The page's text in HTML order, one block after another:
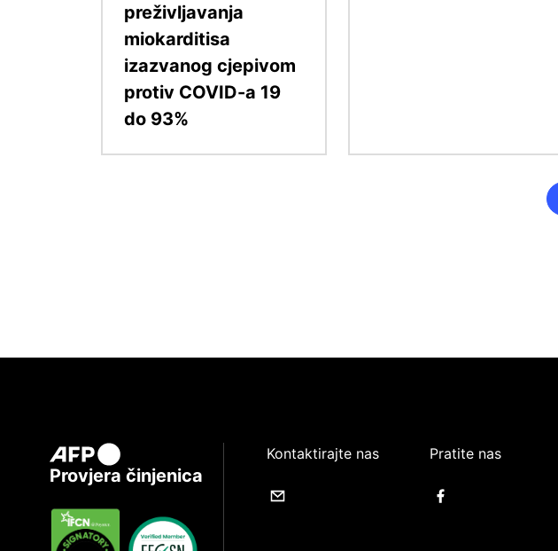
preživljavanja
miokarditisa
izazvanog cjepivom
protiv COVID-a 19
do 93%
Provjera činjenica
Kontaktirajte nas Pratite nas